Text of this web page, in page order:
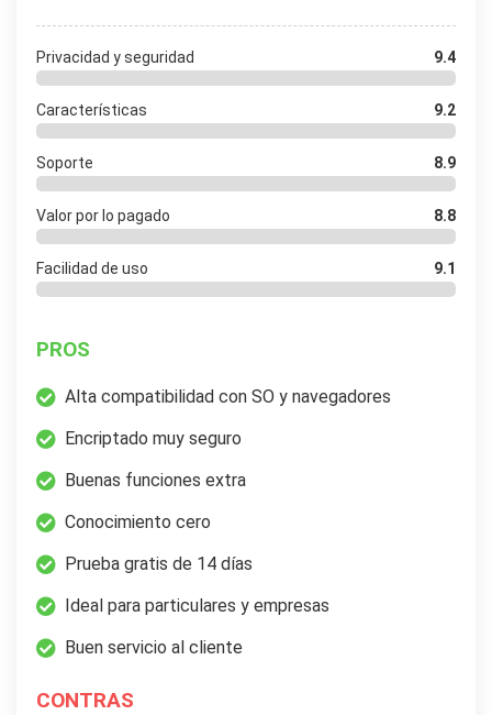
Privacidad y seguridad 9.4
Características 9.2
Soporte 8.9
Valor por lo pagado 8.8
Facilidad de uso 9.1
PROS
Alta compatibilidad con SO y navegadores
Encriptado muy seguro
Buenas funciones extra
Conocimiento cero
Prueba gratis de 14 días
Ideal para particulares y empresas
Buen servicio al cliente
CONTRAS